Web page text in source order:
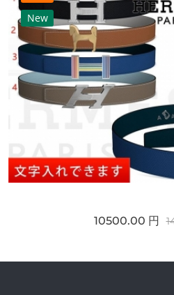
New
10500.00 円